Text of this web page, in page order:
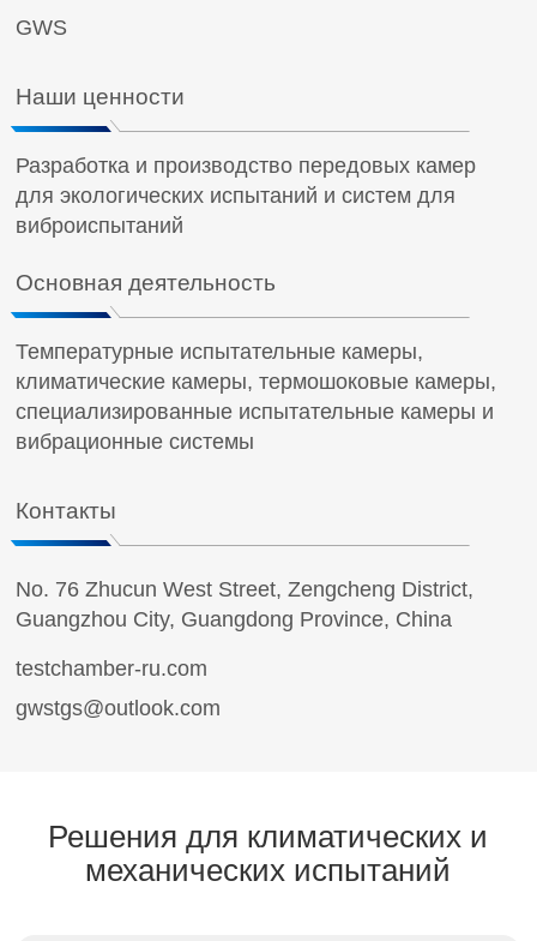
GWS
Наши ценности
Разработка и производство передовых камер
для экологических испытаний и систем для
виброиспытаний
Основная деятельность
Температурные испытательные камеры,
климатические камеры, термошоковые камеры,
специализированные испытательные камеры и
вибрационные системы
Контакты
No. 76 Zhucun West Street, Zengcheng District,
Guangzhou City, Guangdong Province, China
testchamber-ru.com
gwstgs@outlook.com
Решения для климатических и
механических испытаний